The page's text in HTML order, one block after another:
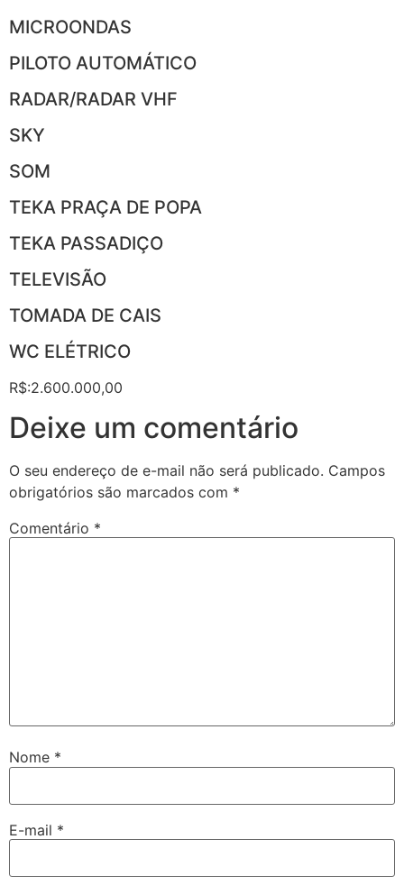
MICROONDAS
PILOTO AUTOMÁTICO
RADAR/RADAR VHF
SKY
SOM
TEKA PRAÇA DE POPA
TEKA PASSADIÇO
TELEVISÃO
TOMADA DE CAIS
WC ELÉTRICO
R$:2.600.000,00
Deixe um comentário
O seu endereço de e-mail não será publicado. Campos
obrigatórios são marcados com *
Comentário *
Nome *
E-mail *